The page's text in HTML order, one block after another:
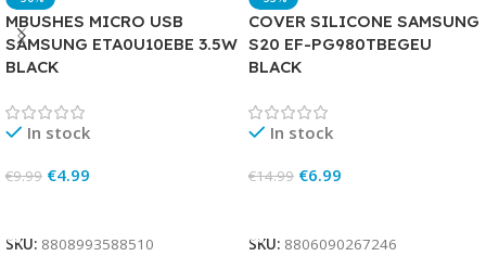
MBUSHES MICRO USB
SAMSUNG ETA0U10EBE 3.5W
BLACK
In stock
€9.99 €4.99
SKU: 8808993588510
COVER SILICONE SAMSUNG
S20 EF-PG980TBEGEU
BLACK
In stock
€14.99 €6.99
SKU: 8806090267246